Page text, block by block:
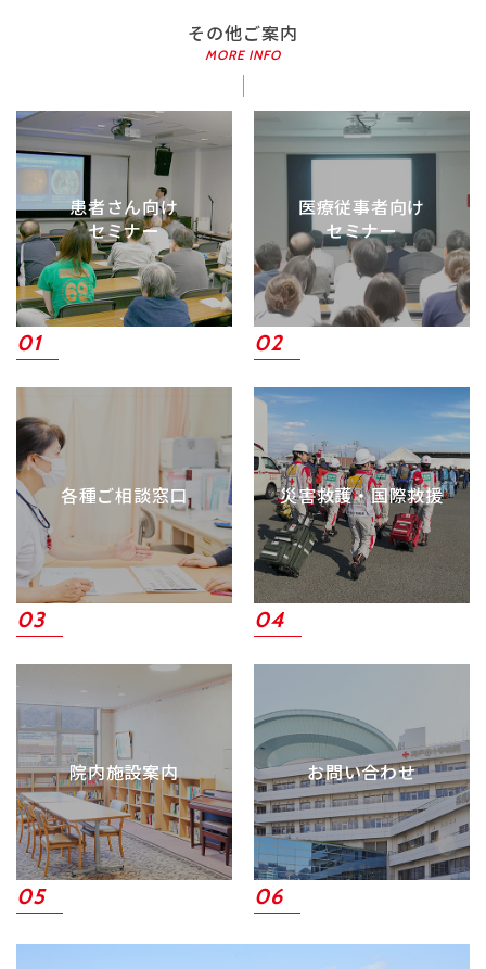
その他ご案内
患者さん向け
セミナー
医療従事者向け
セミナー
各種ご相談窓口 災害救護・国際救援
院内施設案内 お問い合わせ